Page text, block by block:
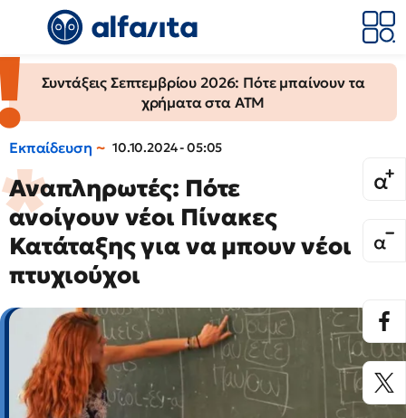
Συντάξεις Σεπτεμβρίου 2026: Πότε μπαίνουν τα
χρήματα στα ΑΤΜ
Εκπαίδευση 10.10.2024 - 05:05
Αναπληρωτές: Πότε
ανοίγουν νέοι Πίνακες
Κατάταξης για να μπουν νέοι
πτυχιούχοι